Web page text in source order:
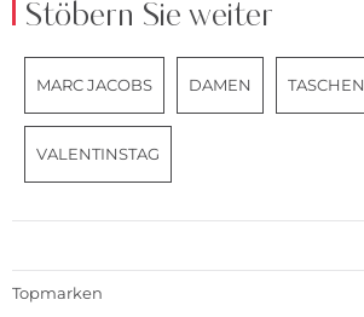
Stöbern Sie weiter
MARC JACOBS DAMEN TASCHEN
VALENTINSTAG
Topmarken